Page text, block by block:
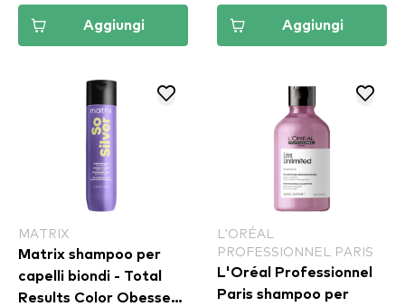
Aggiungi Aggiungi
MATRIX
Matrix shampoo per
capelli biondi - Total
Results Color Obessed
L'ORÉAL
PROFESSIONNEL PARIS
L'Oréal Professionnel
Paris shampoo per